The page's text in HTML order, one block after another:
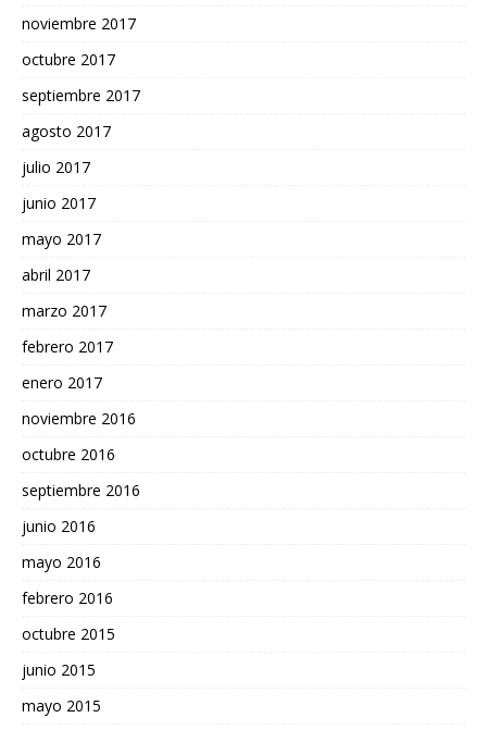
noviembre 2017
octubre 2017
septiembre 2017
agosto 2017
julio 2017
junio 2017
mayo 2017
abril 2017
marzo 2017
febrero 2017
enero 2017
noviembre 2016
octubre 2016
septiembre 2016
junio 2016
mayo 2016
febrero 2016
octubre 2015
junio 2015
mayo 2015